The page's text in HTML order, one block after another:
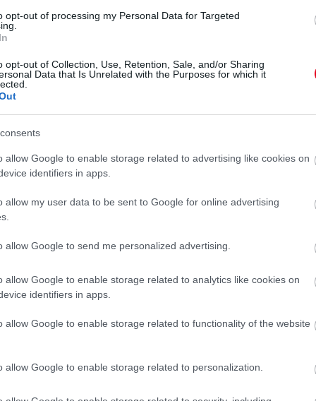
opt-out of processing my Personal Data for Targeted
opt-out of Collection, Use, Retention, Sale, and/or Sharing
Data that Is Unrelated with the Purposes for which it
allow Google to enable storage related to advertising like cookies on
identifiers in apps.
allow my user data to be sent to Google for online advertising
allow Google to send me personalized advertising.
allow Google to enable storage related to analytics like cookies on
identifiers in apps.
allow Google to enable storage related to functionality of the website
allow Google to enable storage related to personalization.
marsalling rendszer adatait, a videót, az
videós bizonyítékokat, és
első tengelye legalább az 1-es autó
előtt és az 1-es kanyar csúcspontjánál,
megelőzni.
volt a csúcspontnál. A Driver's Standards
es autóé volt, és jogosult volt arra, hogy
tartós előnyre tett szert, amit nem adott
az előnyére építeni."
előny megszerzéséért járó alapbüntetés
ez az eset az első körben és az első
tekintettük, és helyette 5 másodperces
az alábbi gombokkal: